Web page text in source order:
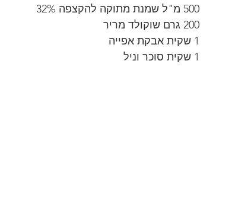
500 מ"ל שמנת מתוקה להקצפה 32%
200 גרם שוקולד מריר
1 שקית אבקת אפייה
1 שקית סוכר וניל